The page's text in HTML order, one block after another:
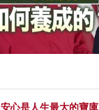
安心是人生最大的寶庫